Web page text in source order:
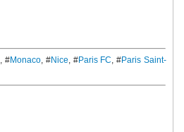
, #Monaco, #Nice, #Paris FC, #Paris Saint-